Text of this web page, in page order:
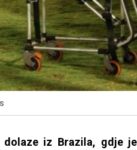
dolaze iz Brazila, gdje